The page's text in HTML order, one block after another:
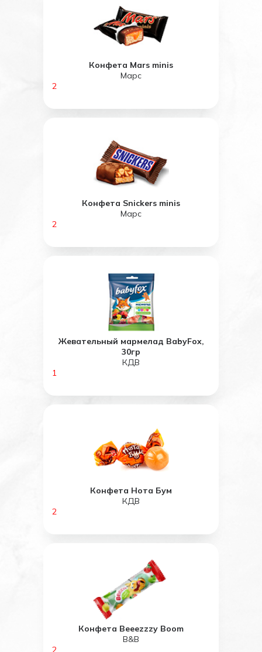
Конфета Mars minis
Марс
2
Конфета Snickers minis
Марс
2
Жевательный мармелад BabyFox,
30гр
КДВ
1
Конфета Нота Бум
КДВ
2
Конфета Beeezzzy Boom
B&B
2